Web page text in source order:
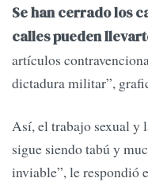
Se han cerrado los
calles pueden
artículos
dictadura militar”,
Así, el trabajo sexual y
sigue siendo tabú y
inviable”, le respondió